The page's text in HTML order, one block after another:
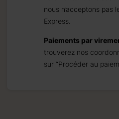
nous n’acceptons pas
Express.
Paiements par
trouverez nos
sur “Procéder au